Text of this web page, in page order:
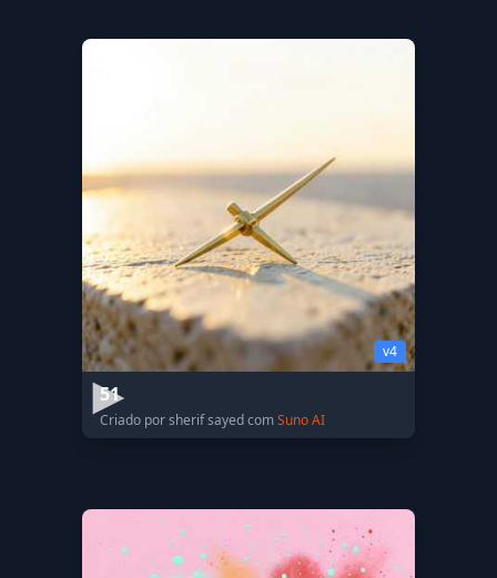
v4
51
Criado por sherif sayed comSuno AI